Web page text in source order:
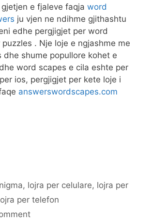
e fjaleve faqja word
ju vjen ne ndihme gjithashtu
edhe pergjigjet per word
. Nje loje e ngjashme me
dhe shume popullore kohet e
word scapes e cila eshte per
ios, pergjigjet per kete loje i
answerswordscapes.com
, lojra per celulare, lojra per
per telefon